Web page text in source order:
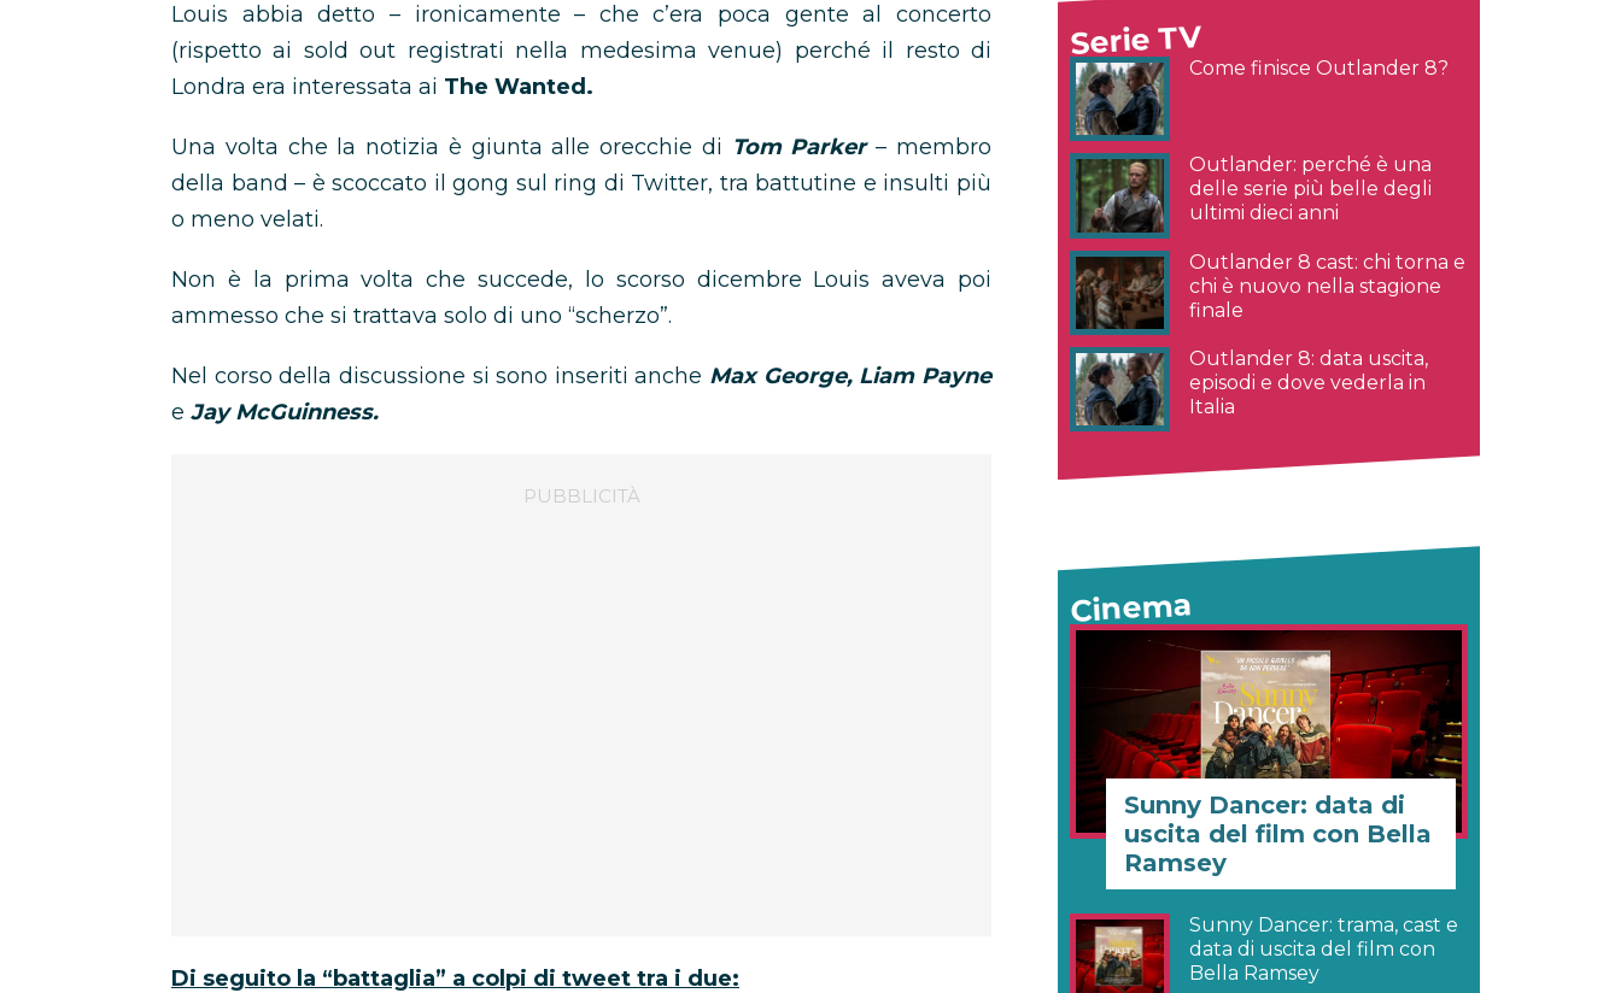
Louis abbia detto – ironicamente – che c’era poca gente al concerto
(rispetto ai sold out registrati nella medesima venue) perché il resto di
Londra era interessata ai The Wanted.
Una volta che la notizia è giunta alle orecchie di Tom Parker– membro
della band – è scoccato il gong sul ring di Twitter, tra battutine e insulti più
o meno velati.
Non è la prima volta che succede, lo scorso dicembre Louis aveva poi
ammesso che si trattava solo di uno “scherzo”.
Nel corso della discussione si sono inseriti anche Max George, Liam Payne
e Jay McGuinness.
Di seguito la “battaglia” a colpi di tweet tra i due:
Serie TV
Come finisce Outlander 8?
Outlander: perché è una
delle serie più belle degli
ultimi dieci anni
Outlander 8 cast: chi torna e
chi è nuovo nella stagione
finale
Outlander 8: data uscita,
episodi e dove vederla in
Italia
Cinema
Sunny Dancer: data di
uscita del film con Bella
Ramsey
Sunny Dancer: trama, cast e
data di uscita del film con
Bella Ramsey